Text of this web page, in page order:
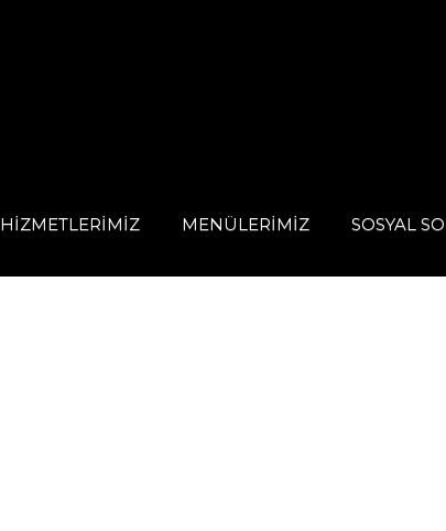
HIZMETLERIMIZ MENÜLERIMIZ SOSYAL
In our restaurant
SAMANYOLU KEBABI